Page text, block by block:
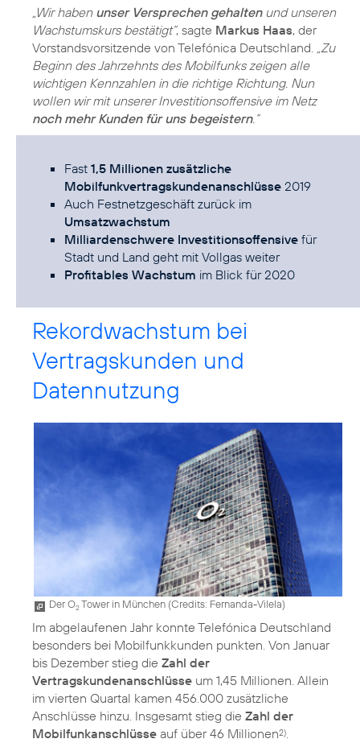
„Wir haben unser Versprechen gehaltenund unseren
Wachstumskurs bestätigt“, sagte Markus Haas, der
Vorstandsvorsitzende von Telefónica Deutschland.
„Zu
Beginn des Jahrzehnts des Mobilfunks zeigen alle
wichtigen Kennzahlen in die richtige Richtung. Nun
wollen wir mit unserer Investitionsoffensive im Netz
noch mehr Kunden für uns begeistern.“
Fast 1,5 Millionen zusätzliche
Mobilfunkvertragskundenanschlüsse 2019
Auch Festnetzgeschäft zurück im
Umsatzwachstum
Milliardenschwere Investitionsoffensive für
Stadt und Land geht mit Vollgas weiter
Profitables Wachstum im Blick für 2020
Rekordwachstum bei
Vertragskunden und
Datennutzung
Der O2Tower in München (Credits: Fernanda-Vilela)
Im abgelaufenen Jahr konnte Telefónica Deutschland
besonders bei Mobilfunkkunden punkten. Von Januar
bis Dezember stieg die Zahl der
Vertragskundenanschlüsse um 1,45 Millionen. Allein
im vierten Quartal kamen 456.000 zusätzliche
Anschlüsse hinzu. Insgesamt stieg die Zahl der
Mobilfunkanschlüsse auf über 46 Millionen2).